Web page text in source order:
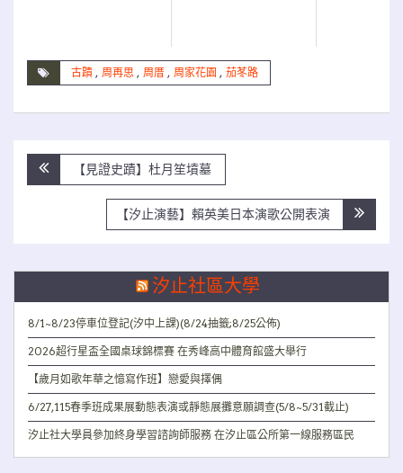
古蹟 , 周再思 , 周厝 , 周家花園 , 茄苳路
文
章
【見證史蹟】杜月笙墳墓
【汐止演藝】賴英美日本演歌公開表演
汐止社區大學
8/1~8/23停車位登記(汐中上課)(8/24抽籤;8/25公佈)
2026超行星盃全國桌球錦標賽 在秀峰高中體育館盛大舉行
【歲月如歌年華之憶寫作班】戀愛與擇偶
6/27,115春季班成果展動態表演或靜態展攤意願調查(5/8~5/31截止)
汐止社大學員參加終身學習諮詢師服務 在汐止區公所第一線服務區民